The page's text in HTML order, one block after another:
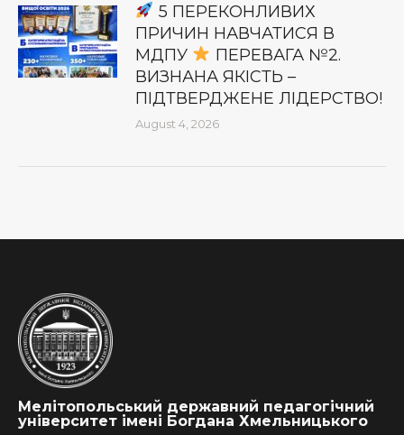
5 ПЕРЕКОНЛИВИХ
ПРИЧИН НАВЧАТИСЯ В
МДПУ
ПЕРЕВАГА №2.
ВИЗНАНА ЯКІСТЬ –
ПІДТВЕРДЖЕНЕ ЛІДЕРСТВО!
August 4, 2026
Мелітопольський державний педагогічний
університет імені Богдана Хмельницького